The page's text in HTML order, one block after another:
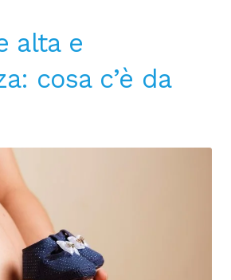
alta e
cosa c’è da